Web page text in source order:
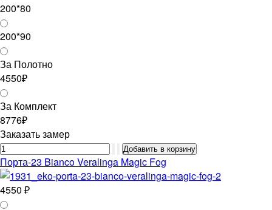
200*80
200*90
За Полотно
4550₽
За Комплект
8776₽
Заказать замер
Порта-23 Bianco Veralinga Magic Fog
4550 ₽